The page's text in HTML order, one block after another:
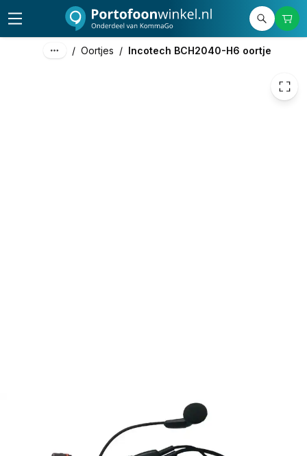
/ Oortjes / Incotech BCH2040-H6 oortje
19,50 excl. btw
23,60 incl. btw